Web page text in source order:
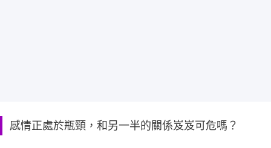
感情正處於瓶頸，和另一半的關係岌岌可危嗎？